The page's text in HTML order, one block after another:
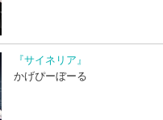
『サイネリア』
かげぴーぼーる